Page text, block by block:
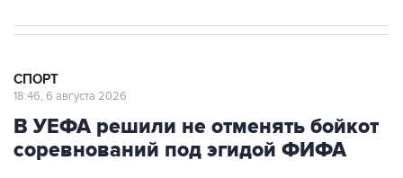
СПОРТ
18:46, 6 августа 2026
В УЕФА решили не отменять бойкот
соревнований под эгидой ФИФА